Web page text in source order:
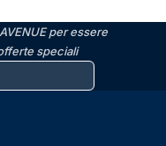
per essere
speciali